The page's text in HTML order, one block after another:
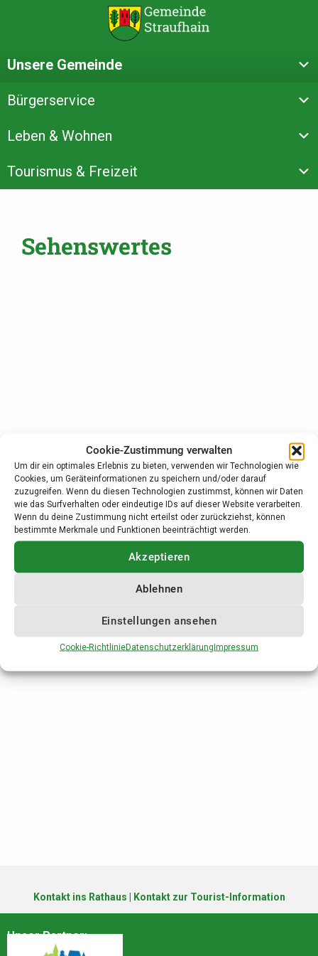
Cookie-Zustimmung verwalten
Um dir ein optimales Erlebnis zu bieten, verwenden wir Technologien wie
Cookies, um Geräteinformationen zu speichern und/oder darauf
zuzugreifen. Wenn du diesen Technologien zustimmst, können wir Daten
wie das Surfverhalten oder eindeutige IDs auf dieser Website verarbeiten.
Wenn du deine Zustimmung nicht erteilst oder zurückziehst, können
bestimmte Merkmale und Funktionen beeinträchtigt werden.
Akzeptieren
Ablehnen
Einstellungen ansehen
Cookie-RichtlinieDatenschutzerklärungImpressum
Unsere Gemeinde
Bürgerservice
Leben & Wohnen
Tourismus & Freizeit
Sehenswertes
Unsere Gemeinde
Kontakt ins Rathaus Kontakt zur Tourist-Information
Unser Partner: